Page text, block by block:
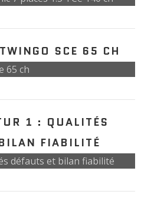
SCE 65 CH
1 : QUALITÉS
FIABILITÉ